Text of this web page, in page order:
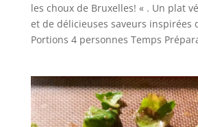
les choux de Bruxelles! « . Un plat
et de délicieuses saveurs inspirées
Portions 4 personnes Temps